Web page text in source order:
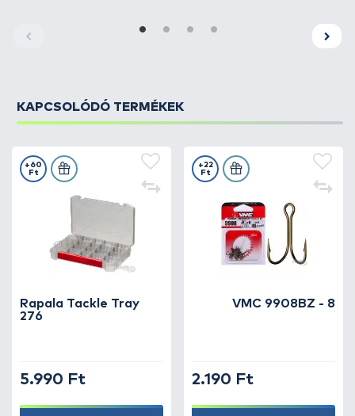
KAPCSOLÓDÓ TERMÉKEK
Rapala Tackle Tray
276
+60
Ft
5.990 Ft
VMC 9908BZ - 8
+22
Ft
2.190 Ft